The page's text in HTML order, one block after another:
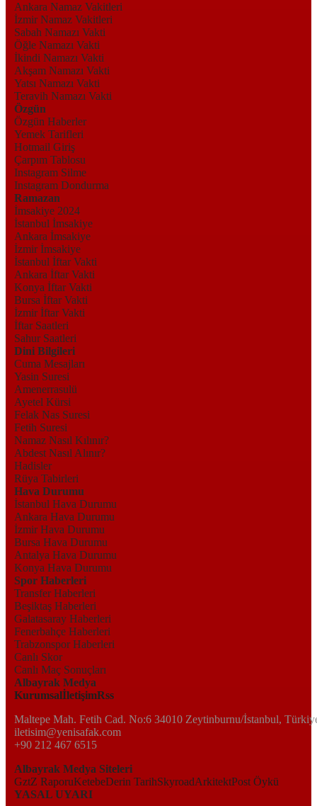
Ankara Namaz Vakitleri
İzmir Namaz Vakitleri
Sabah Namazı Vakti
Öğle Namazı Vakti
İkindi Namazı Vakti
Akşam Namazı Vakti
Yatsı Namazı Vakti
Teravih Namazı Vakti
Özgün
Özgün Haberler
Yemek Tarifleri
Hotmail Giriş
Çarpım Tablosu
Instagram Silme
Instagram Dondurma
Ramazan
İmsakiye 2024
İstanbul İmsakiye
Ankara İmsakiye
İzmir İmsakiye
İstanbul İftar Vakti
Ankara İftar Vakti
Konya İftar Vakti
Bursa İftar Vakti
İzmir İftar Vakti
İftar Saatleri
Sahur Saatleri
Dini Bilgileri
Cuma Mesajları
Yasin Suresi
Amenerrasulü
Ayetel Kürsi
Felak Nas Suresi
Fetih Suresi
Namaz Nasıl Kılınır?
Abdest Nasıl Alınır?
Hadisler
Rüya Tabirleri
Hava Durumu
İstanbul Hava Durumu
Ankara Hava Durumu
İzmir Hava Durumu
Bursa Hava Durumu
Antalya Hava Durumu
Konya Hava Durumu
Spor Haberleri
Transfer Haberleri
Beşiktaş Haberleri
Galatasaray Haberleri
Fenerbahçe Haberleri
Trabzonspor Haberleri
Canlı Skor
Canlı Maç Sonuçları
Albayrak Medya
KurumsalİletişimRss
Maltepe Mah. Fetih Cad. No:6 34010 Zeytinburnu/İstanbul,
iletisim@yenisafak.com
+90 212 467 6515
Albayrak Medya Siteleri
GztZ RaporuKetebeDerin TarihSkyroadArkitektPost Öykü
YASAL UYARI